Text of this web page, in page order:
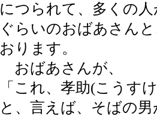
につられて、多くの
ぐらいのおばあさん
おります。
おばあさんが、
「これ、孝助(こうす
と、言えば、そばの男